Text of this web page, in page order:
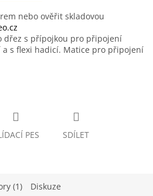
nebo ověřit skladovou
dřez s přípojkou pro připojení
a s flexi hadicí. Matice pro připojení
PES SDÍLET
(1) Diskuze